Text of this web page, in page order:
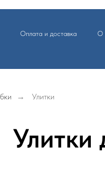
Оплата и доставка О
→ Улитки
Улитки